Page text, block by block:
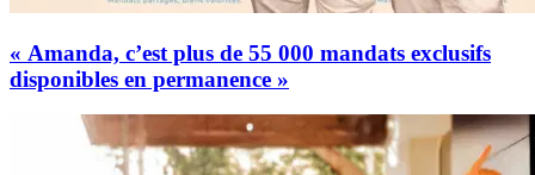
« Amanda, c’est plus de 55 000 mandats exclusifs
disponibles en permanence »